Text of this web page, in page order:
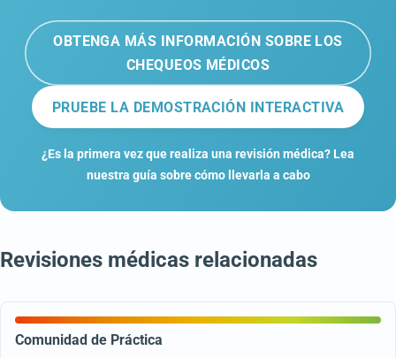
OBTENGA MÁS INFORMACIÓN SOBRE LOS
CHEQUEOS MÉDICOS
PRUEBE LA DEMOSTRACIÓN INTERACTIVA
¿Es la primera vez que realiza una revisión médica? Lea
nuestra guía sobre cómo llevarla a cabo
Revisiones médicas relacionadas
Comunidad de Práctica